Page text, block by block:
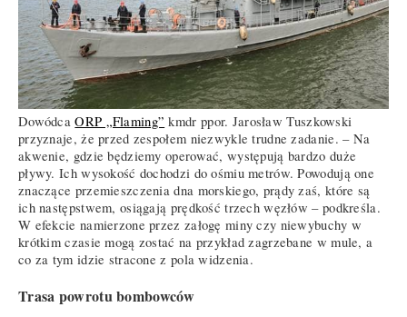
DowódcaORP „Flaming” kmdr ppor. Jarosław Tuszkowski
przyznaje, że przed zespołem niezwykle trudne zadanie. – Na
akwenie, gdzie będziemy operować, występują bardzo duże
pływy. Ich wysokość dochodzi do ośmiu metrów. Powodują one
znaczące przemieszczenia dna morskiego, prądy zaś, które są
ich następstwem, osiągają prędkość trzech węzłów – podkreśla.
W efekcie namierzone przez załogę miny czy niewybuchy w
krótkim czasie mogą zostać na przykład zagrzebane w mule, a
co za tym idzie stracone z pola widzenia.
Trasa powrotu bombowców